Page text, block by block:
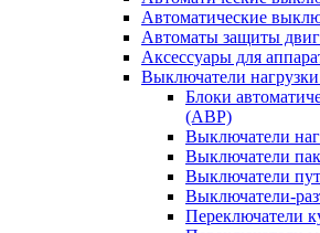
Автоматические
Автоматы защиты
Аксессуары для
Выключатели
Блоки
(АВР)
Выключатели
Выключатели
Выключатели
Выключатели-
Переключатели